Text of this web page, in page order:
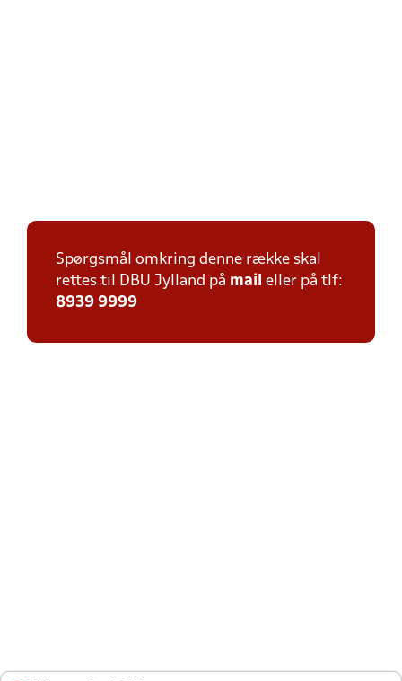
Spørgsmål omkring denne række skal
rettes til DBU Jylland på mail eller på tlf:
8939 9999